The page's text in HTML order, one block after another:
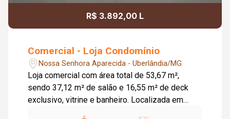
R$ 3.892,00 L
Comercial - Loja Condomínio
Nossa Senhora Aparecida - Uberlândia/MG
Loja comercial com área total de 53,67 m²,
sendo 37,12 m² de salão e 16,55 m² de deck
exclusivo, vitrine e banheiro. Localizada em